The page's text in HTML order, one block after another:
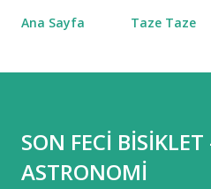
Ana Sayfa Taze Taze
SON FECİ
ASTRONOMİ